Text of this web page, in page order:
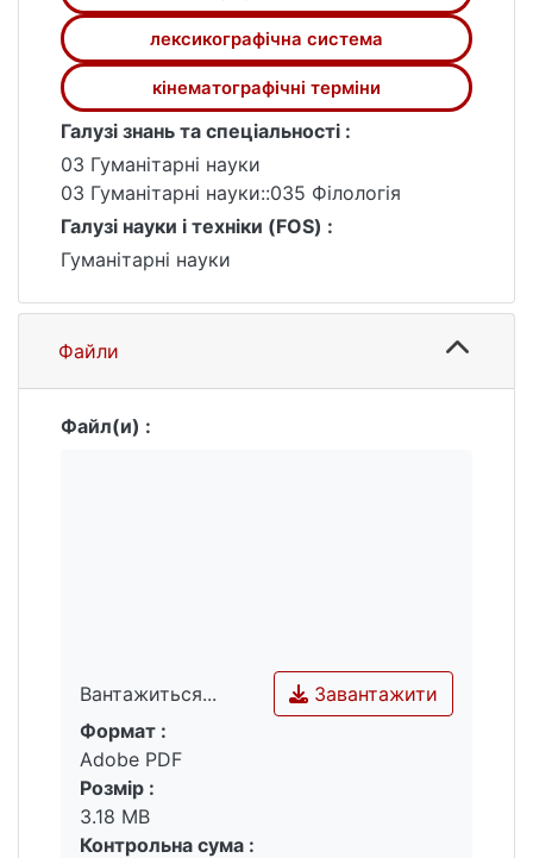
кінотермінів. створення бази даних
українських та англійських іменованих
сутностей; створення системи
автоматичного поповнення корпусу
текстів та укладання конкордансу;
створення аудіо відтворення елементів
словникової статті на базі
платформи Google Cloud Text-to-speech
API; створення веб-застосунку
лексикографічної системи та перевірка
ефективності роботи платформи.
лексикографічна система
кінематографічні терміни
Галузі знань та спеціальності :
03 Гуманітарні науки
03 Гуманітарні науки::035 Філологія
Галузі науки і техніки (FOS) :
Гуманітарні науки
Файли
Файл(и) :
Вантажиться...
Вантажиться...
Завантажити
Формат :
Adobe PDF
Розмір :
3.18 MB
Контрольна сума :